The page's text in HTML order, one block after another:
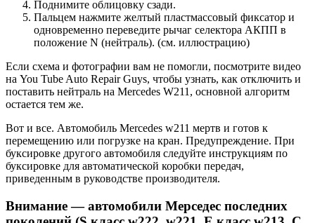
Поднимите облицовку сзади.
Пальцем нажмите желтый пластмассовый фиксатор и
одновременно переведите рычаг селектора АКПП в
положение N (нейтраль). (см. иллюстрацию)
Если схема и фотографии вам не помогли, посмотрите видео
на You Tube Auto Repair Guys, чтобы узнать, как отключить и
поставить нейтраль на Mercedes W211, основной алгоритм
остается тем же.
Вот и все. Автомобиль Mercedes w211 мертв и готов к
перемещению или погрузке на кран. Предупреждение. При
буксировке другого автомобиля следуйте инструкциям по
буксировке для автоматической коробки передач,
приведенным в руководстве производителя.
Внимание — автомобили Мерседес последних